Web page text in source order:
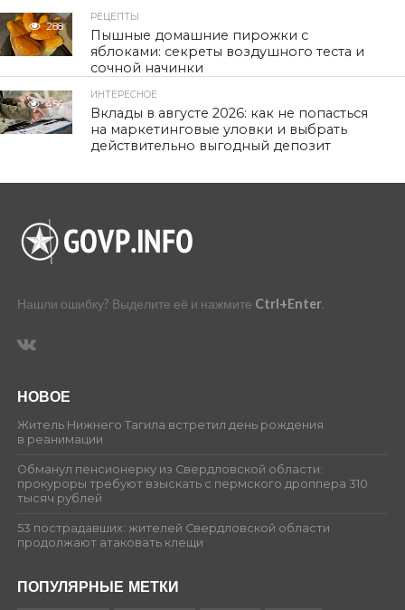
288
РЕЦЕПТЫ
Пышные домашние пирожки с
яблоками: секреты воздушного теста и
сочной начинки
456
ИНТЕРЕСНОЕ
Вклады в августе 2026: как не попасться
на маркетинговые уловки и выбрать
действительно выгодный депозит
Нашли ошибку? Выделите её и нажмите Ctrl+Enter.
НОВОЕ
Житель Нижнего Тагила встретил день рождения
в реанимации
Обманул пенсионерку из Свердловской области:
прокуроры требуют взыскать с пермского дроппера 310
тысяч рублей
53 пострадавших: жителей Свердловской области
продолжают атаковать клещи
ПОПУЛЯРНЫЕ МЕТКИ